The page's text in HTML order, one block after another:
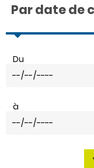
Par date de
Du
à